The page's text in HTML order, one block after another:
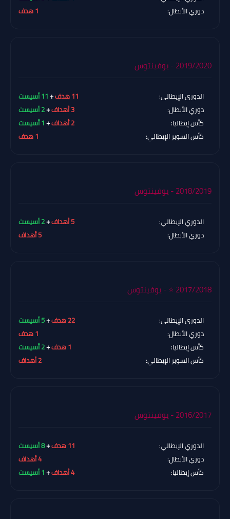
دوري الأبطال:
2019/2020 - يوفينتوس
الدوري الإيطالي: +11 أسيست
دوري الأبطال:
+2 أسيست
كأس إيطاليا:
+1 أسيست
كأس السوبر الإيطالي:
2018/2019 - يوفينتوس
الدوري الإيطالي: +2 أسيست
دوري الأبطال:
2017/2018 ⭐ - يوفينتوس
الدوري الإيطالي: +5 أسيست
دوري الأبطال:
كأس إيطاليا:
+2 أسيست
كأس السوبر الإيطالي:
2016/2017 - يوفينتوس
الدوري الإيطالي: +8 أسيست
دوري الأبطال:
كأس إيطاليا:
+1 أسيست